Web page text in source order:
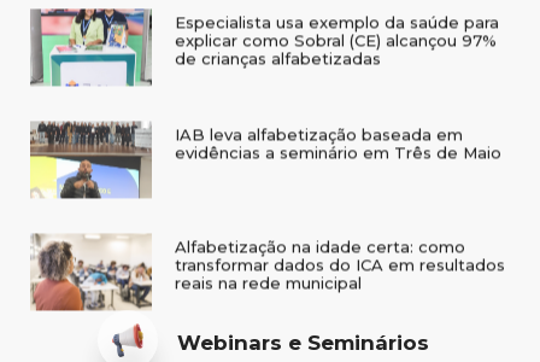
IAB leva alfabetização baseada em
Webinars e Seminários